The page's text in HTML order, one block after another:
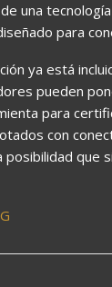
una
para
ya está
pueden
para
con
posibilidad